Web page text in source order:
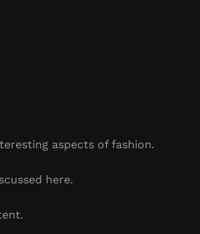
aspects of fashion.
here.